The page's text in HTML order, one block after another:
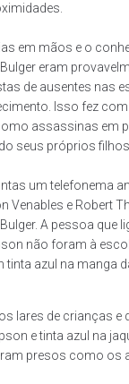
em mãos e o
eram
de ausentes nas
Isso fez
assassinas em
seus próprios filhos.
um telefonema
Venables e Robert
A pessoa que
não foram à
tinta azul na manga
lares de crianças e
e tinta azul na
presos como os